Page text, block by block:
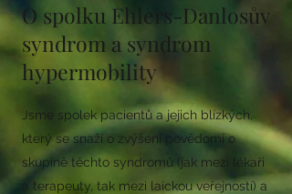
O spolku Ehlers-Danlosův
syndrom a syndrom
hypermobility
Jsme spolek pacientů a jejich blízkých,
který se snaží o zvýšení povědomí o
skupině těchto syndromů (jak mezi lékaři
a terapeuty, tak mezi laickou veřejností) a